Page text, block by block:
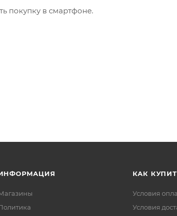
покупку в смартфоне.
КАК
Условия
Условия